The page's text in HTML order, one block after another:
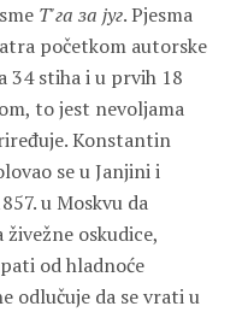
Т'га за југ. Pjesma
početkom autorske
34 stiha i u prvih 18
to jest nevoljama
Konstantin
se u Janjini i
u Moskvu da
oskudice,
od hladnoće
odlučuje da se vrati u